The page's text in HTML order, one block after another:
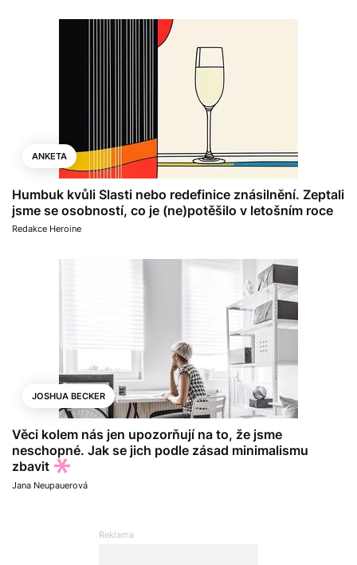
ANKETA
Humbuk kvůli Slasti nebo redefinice znásilnění. Zeptali
jsme se osobností, co je (ne)potěšilo v letošním roce
Redakce Heroine
JOSHUA BECKER
Věci kolem nás jen upozorňují na to, že jsme
neschopné. Jak se jich podle zásad minimalismu
zbavit
Jana Neupauerová